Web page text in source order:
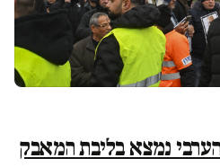
נמצא בליבת המאבק